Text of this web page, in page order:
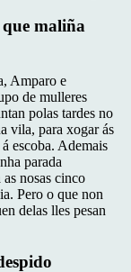
maliña
Amparo e
de mulleres
polas tardes no
vila, para xogar ás
escoba. Ademais
parada
nosas cinco
Pero o que non
delas lles pesan